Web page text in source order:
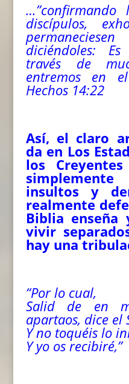
discípulos,
diciéndoles:
través de
entremos en
Hechos 14:22
Así, el claro
da en Los
los
simplemente
insultos y
realmente
Biblia
vivir
hay una
“Por lo cual,
Salid de en
apartaos, dice el
Y no toquéis lo
Y yo os